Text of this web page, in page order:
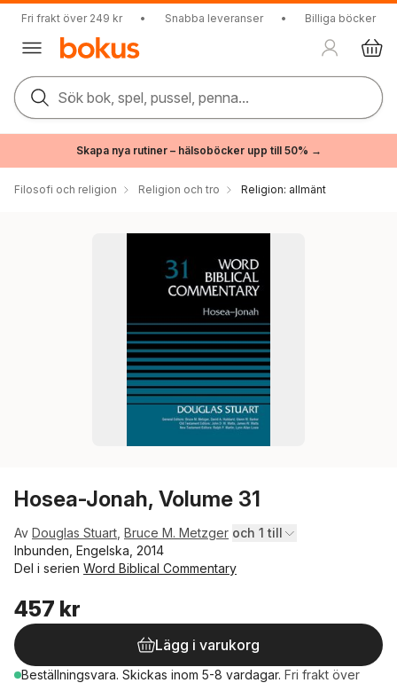
Fri frakt över 249 kr • Snabba leveranser • Billiga böcker
Sök bok, spel, pussel, penna...
Skapa nya rutiner – hälsoböcker upp till 50% →
Filosofi och religion Religion och tro Religion: allmänt
Hosea-Jonah, Volume 31
Av Douglas Stuart Bruce M. Metzger och 1 till
Inbunden, Engelska, 2014
Del i serien Word Biblical Commentary
457 kr
Lägg i varukorg
Beställningsvara. Skickas inom 5-8 vardagar. Fri frakt över